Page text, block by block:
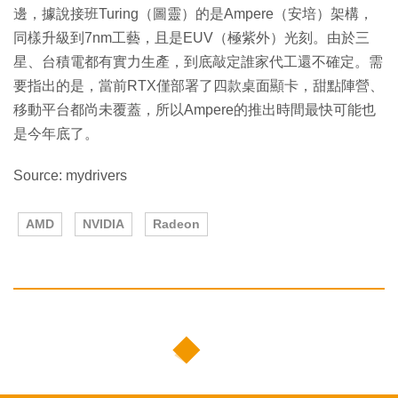
邊，據說接班Turing（圖靈）的是Ampere（安培）架構，
同樣升級到7nm工藝，且是EUV（極紫外）光刻。由於三
星、台積電都有實力生產，到底敲定誰家代工還不確定。需
要指出的是，當前RTX僅部署了四款桌面顯卡，甜點陣營、
移動平台都尚未覆蓋，所以Ampere的推出時間最快可能也
是今年底了。
Source: mydrivers
AMD NVIDIA Radeon